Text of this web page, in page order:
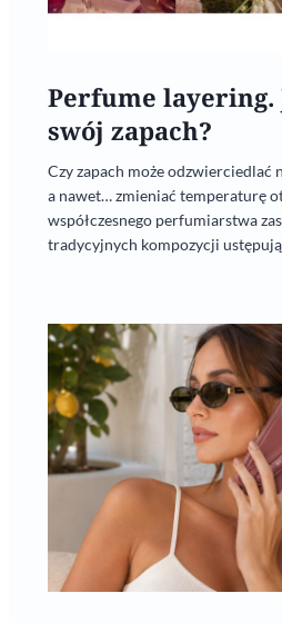
Perfume layering.
swój zapach?
Czy zapach może odzwierciedlać
a nawet… zmieniać temperaturę
współczesnego perfumiarstwa
tradycyjnych kompozycji ustępują